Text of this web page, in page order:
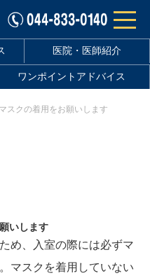
医院・医師紹介
ワンポイントアドバイス
スクの着用をお願いします
いします
め、入室の際には必ずマ
マスクを着用していない